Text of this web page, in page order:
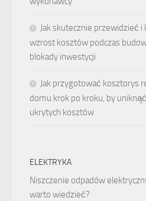
Jak skutecznie przewidzieć
wzrost kosztów podczas
blokady inwestycji
Jak przygotować kosztorys
domu krok po kroku, by
ukrytych kosztów
ELEKTRYKA
Niszczenie odpadów
warto wiedzieć?